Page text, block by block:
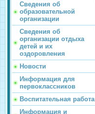
Сведения об
образовательной
организации
Сведения об
организации отдыха
детей и их
оздоровления
Новости
Информация для
первоклассников
Воспитательная работа
Информация и